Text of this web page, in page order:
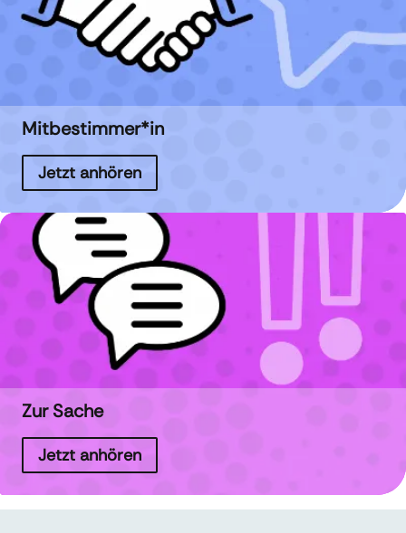
Mitbestimmer*in
Jetzt anhören
Zur Sache
Jetzt anhören